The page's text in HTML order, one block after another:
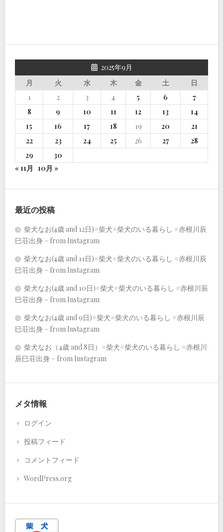
2025年9月
月
火 水 木 金 土
日
1
2 3 4 5 6
7
8
9 10 11 12 13
14
15
16 17 18 19 20
21
22
23 24 25 26 27
28
29
30
« 11月 10月 »
最近の投稿
柴犬なお(4歳 and 12日)#柴犬#柴犬のいる暮らし #赤根川辰
巳荘出身 – from Instagram
柴犬なお(4歳 and 11日)#柴犬#柴犬のいる暮らし #赤根川辰
巳荘出身 – from Instagram
柴犬なお(4歳 and 10日)#柴犬#柴犬のいる暮らし #赤根川辰
巳荘出身 – from Instagram
柴犬なお(4歳 and 9日)#柴犬#柴犬のいる暮らし #赤根川辰
巳荘出身 – from Instagram
柴犬なお（4歳 and 8日）#柴犬#柴犬のいる暮らし #赤根川
辰巳荘出身 – from Instagram
メタ情報
ログイン
投稿フィード
コメントフィード
WordPress.org